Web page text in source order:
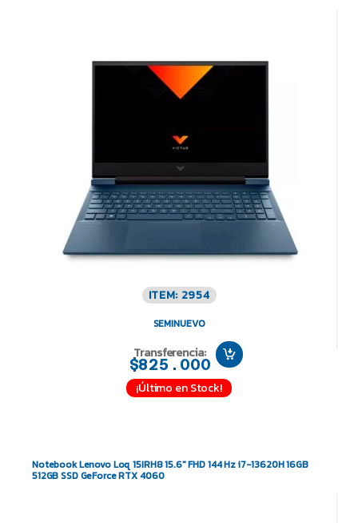
ITEM: 2954
SEMINUEVO
Transferencia:
$825.000
¡Último en Stock!
Notebook Lenovo Loq 15IRH8 15.6″ FHD 144 Hz i7-13620H 16GB
512GB SSD GeForce RTX 4060